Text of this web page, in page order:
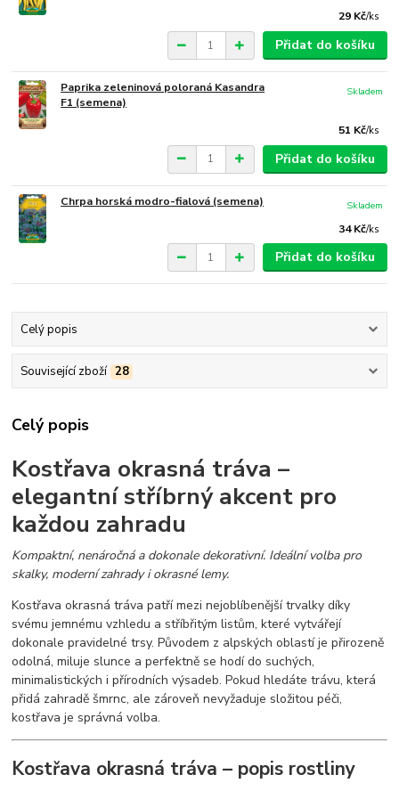
29 Kč/ks
Přidat do košíku
Paprika zeleninová poloraná Kasandra
F1 (semena)
51 Kč/ks
Skladem
Přidat do košíku
Chrpa horská modro-fialová (semena)
34 Kč/ks
Skladem
Přidat do košíku
Celý popis
Související zboží 28
Celý popis
Kostřava okrasná tráva –
elegantní stříbrný akcent pro
každou zahradu
Kompaktní, nenáročná a dokonale dekorativní. Ideální volba pro
skalky, moderní zahrady i okrasné lemy.
Kostřava okrasná tráva patří mezi nejoblíbenější trvalky díky
svému jemnému vzhledu a stříbřitým listům, které vytvářejí
dokonale pravidelné trsy. Původem z alpských oblastí je přirozeně
odolná, miluje slunce a perfektně se hodí do suchých,
minimalistických i přírodních výsadeb. Pokud hledáte trávu, která
přidá zahradě šmrnc, ale zároveň nevyžaduje složitou péči,
kostřava je správná volba.
Kostřava okrasná tráva – popis rostliny